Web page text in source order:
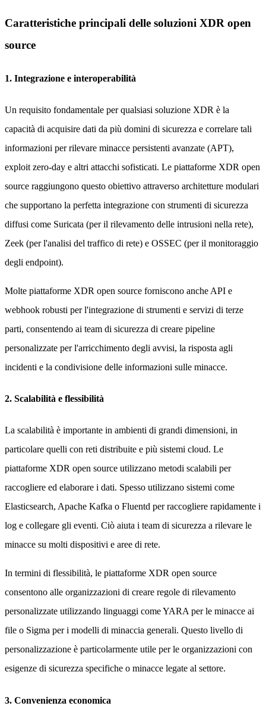
Caratteristiche principali delle soluzioni XDR open
source
1. Integrazione e interoperabilità
Un requisito fondamentale per qualsiasi soluzione XDR è la
capacità di acquisire dati da più domini di sicurezza e correlare tali
informazioni per rilevare minacce persistenti avanzate (APT),
exploit zero-day e altri attacchi sofisticati. Le piattaforme XDR open
source raggiungono questo obiettivo attraverso architetture modulari
che supportano la perfetta integrazione con strumenti di sicurezza
diffusi come Suricata (per il rilevamento delle intrusioni nella rete),
Zeek (per l'analisi del traffico di rete) e OSSEC (per il monitoraggio
degli endpoint).
Molte piattaforme XDR open source forniscono anche API e
webhook robusti per l'integrazione di strumenti e servizi di terze
parti, consentendo ai team di sicurezza di creare pipeline
personalizzate per l'arricchimento degli avvisi, la risposta agli
incidenti e la condivisione delle informazioni sulle minacce.
2. Scalabilità e flessibilità
La scalabilità è importante in ambienti di grandi dimensioni, in
particolare quelli con reti distribuite e più sistemi cloud. Le
piattaforme XDR open source utilizzano metodi scalabili per
raccogliere ed elaborare i dati. Spesso utilizzano sistemi come
Elasticsearch, Apache Kafka o Fluentd per raccogliere rapidamente i
log e collegare gli eventi. Ciò aiuta i team di sicurezza a rilevare le
minacce su molti dispositivi e aree di rete.
In termini di flessibilità, le piattaforme XDR open source
consentono alle organizzazioni di creare regole di rilevamento
personalizzate utilizzando linguaggi come YARA per le minacce ai
file o Sigma per i modelli di minaccia generali. Questo livello di
personalizzazione è particolarmente utile per le organizzazioni con
esigenze di sicurezza specifiche o minacce legate al settore.
3. Convenienza economica